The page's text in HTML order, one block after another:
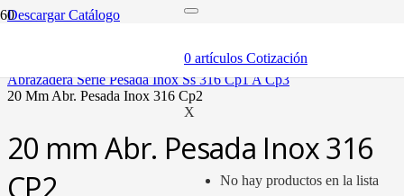
0 artículos Cotización
X
No hay productos en la lista
Descargar Catálogo
abrazaderas (soportes y bandas)
abrazadera serie pesada inox ss 316 cp1 a cp3
20 mm abr. pesada inox 316 cp2
20 mm Abr. Pesada Inox 316
CP2